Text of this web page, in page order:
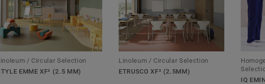
/ Circular Selection
EMME XF² (2.5 MM)
Linoleum / Circular Selection
ETRUSCO XF² (2.5MM)
IQ